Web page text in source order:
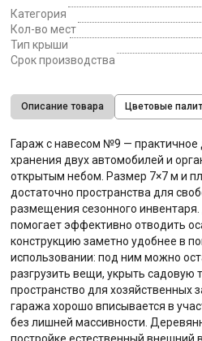
Категория
Кол-во мест
Тип крыши
Срок производства
Описание товара Цветовые
Гараж с навесом №9 —
хранения двух автомобилей и
открытым небом. Размер 7×7 м и
достаточно пространства для
размещения сезонного
помогает эффективно отводить
конструкцию заметно удобнее в
использовании: под ним можно
разгрузить вещи, укрыть садовую
пространство для хозяйственных
гаража хорошо вписывается в
без лишней массивности.